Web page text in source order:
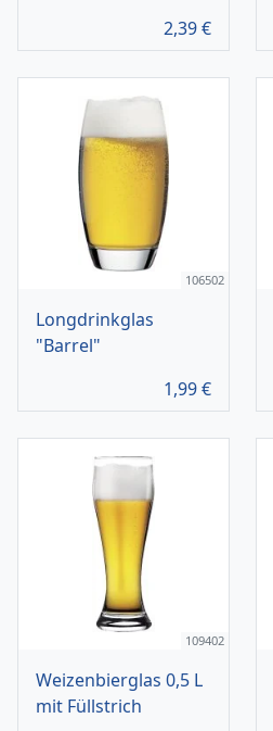
2,39€
106502
Longdrinkglas
"Barrel"
1,99€
109402
Weizenbierglas 0,5 L
mit Füllstrich